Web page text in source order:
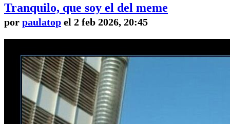
Tranquilo, que soy el del meme
por paulatop el 2 feb 2026, 20:45